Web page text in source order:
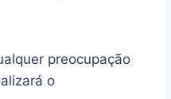
preocupação
o